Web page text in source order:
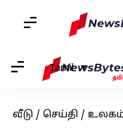
Tamil
வீடு / செய்தி / உலகம்